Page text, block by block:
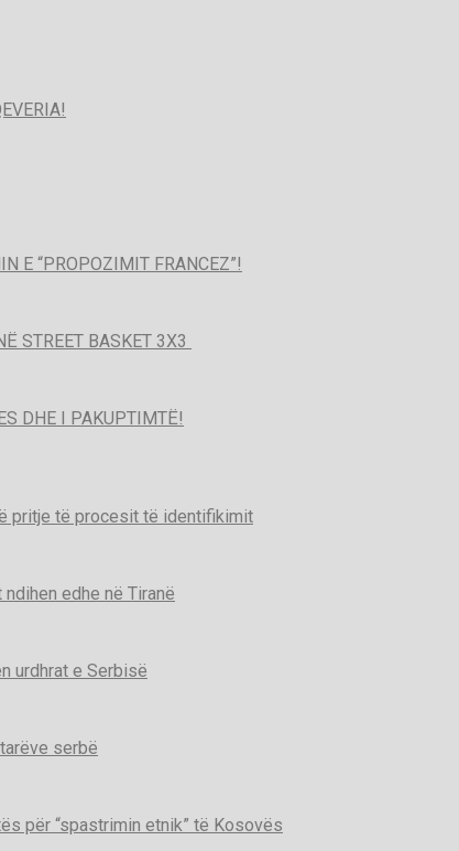
E “PROPOZIMIT FRANCEZ”!
STREET BASKET 3X3
DHE I PAKUPTIMTË!
pritje të procesit të identifikimit
edhe në Tiranë
urdhrat e Serbisë
serbë
për “spastrimin etnik” të Kosovës